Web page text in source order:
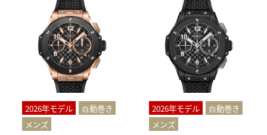
2026年モデル
⾃動巻き
メンズ
2026年モデル
⾃動巻き
メンズ